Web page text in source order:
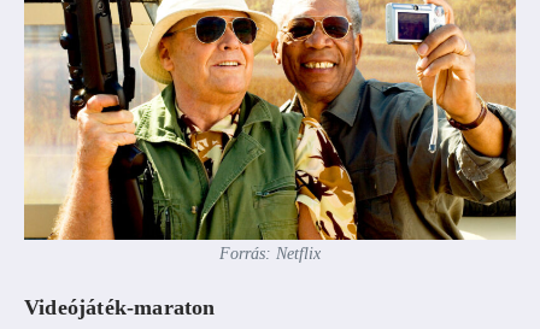
Forrás: Netflix
Videójáték-maraton